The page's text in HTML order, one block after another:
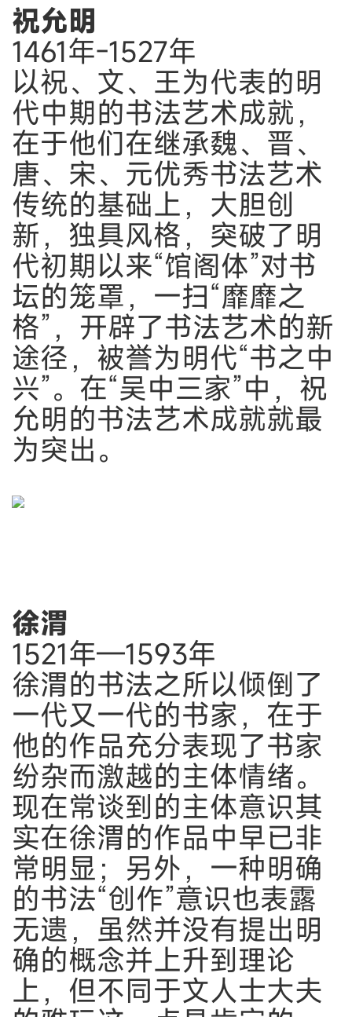
祝允明
1461年-1527年
以祝、文、王为代表的明
代中期的书法艺术成就，
在于他们在继承魏、晋、
唐、宋、元优秀书法艺术
传统的基础上，大胆创
新，独具风格，突破了明
代初期以来“馆阁体”对书
坛的笼罩，一扫“靡靡之
格”，开辟了书法艺术的新
途径，被誉为明代“书之中
兴”。在“吴中三家”中，祝
允明的书法艺术成就就最
为突出。
徐渭
1521年—1593年
徐渭的书法之所以倾倒了
一代又一代的书家，在于
他的作品充分表现了书家
纷杂而激越的主体情绪。
现在常谈到的主体意识其
实在徐渭的作品中早已非
常明显；另外，一种明确
的书法“创作”意识也表露
无遗，虽然并没有提出明
确的概念并上升到理论
上，但不同于文人士大夫